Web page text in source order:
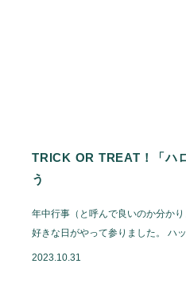
TRICK OR TREAT！「ハ
う
年中行事（と呼んで良いのか分か
好きな日がやって参りました。 ハ
2023.10.31